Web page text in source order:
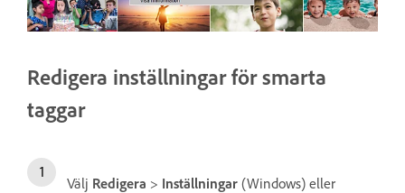
Redigera inställningar för smarta
taggar
Välj Redigera > Inställningar (Windows) eller